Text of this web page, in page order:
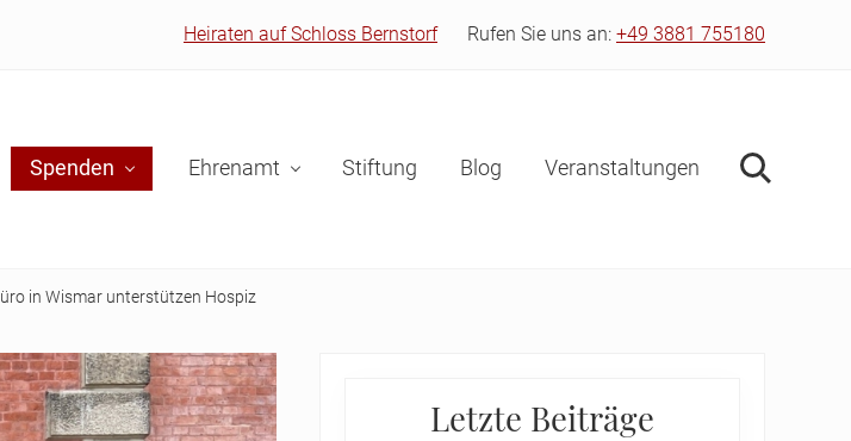
Heiraten auf Schloss Bernstorf Rufen Sie uns an: +49 3881 755180
Spenden Ehrenamt Stiftung Blog Veranstaltungen Suche
in Wismar unterstützen Hospiz
PrimaryLetzte Beiträge